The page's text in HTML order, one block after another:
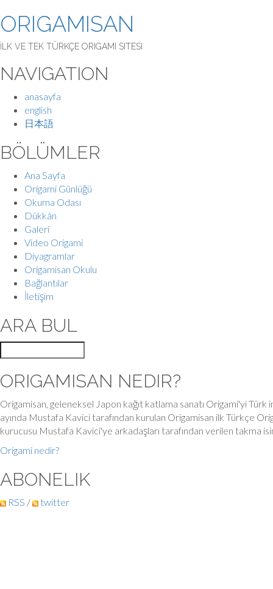
ORIGAMISAN
İLK VE TEK TÜRKÇE ORIGAMI SITESI
NAVIGATION
anasayfa
english
日本語
BÖLÜMLER
Ana Sayfa
Origami Günlüğü
Okuma Odası
Dükkân
Galeri
Video Origami
Diyagramlar
Origamisan Okulu
Bağlantılar
İletişim
ARA BUL
ORIGAMISAN NEDIR?
Origamisan, geleneksel Japon kağıt katlama sanatı Origami'yi Türk
ayında Mustafa Kavici tarafından kurulan Origamisan ilk Türkçe
kurucusu Mustafa Kavici'ye arkadaşları tarafından verilen takma
Origami nedir?
ABONELIK
RSS / twitter